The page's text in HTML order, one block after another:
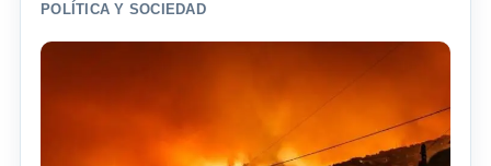
POLÍTICA Y SOCIEDAD